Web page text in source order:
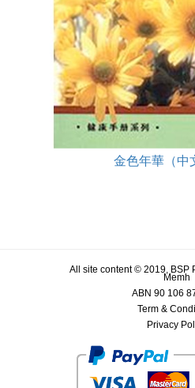
金色年華（中
All site content © 2019, BSP
Memh
ABN 90 106
Term &
Privacy